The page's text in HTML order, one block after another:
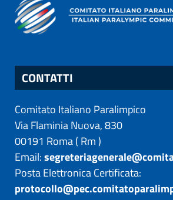
CONTATTI
Comitato Italiano Paralimpico
Via Flaminia Nuova, 830
00191 Roma( Rm)
Email:
Posta Elettronica Certificata: